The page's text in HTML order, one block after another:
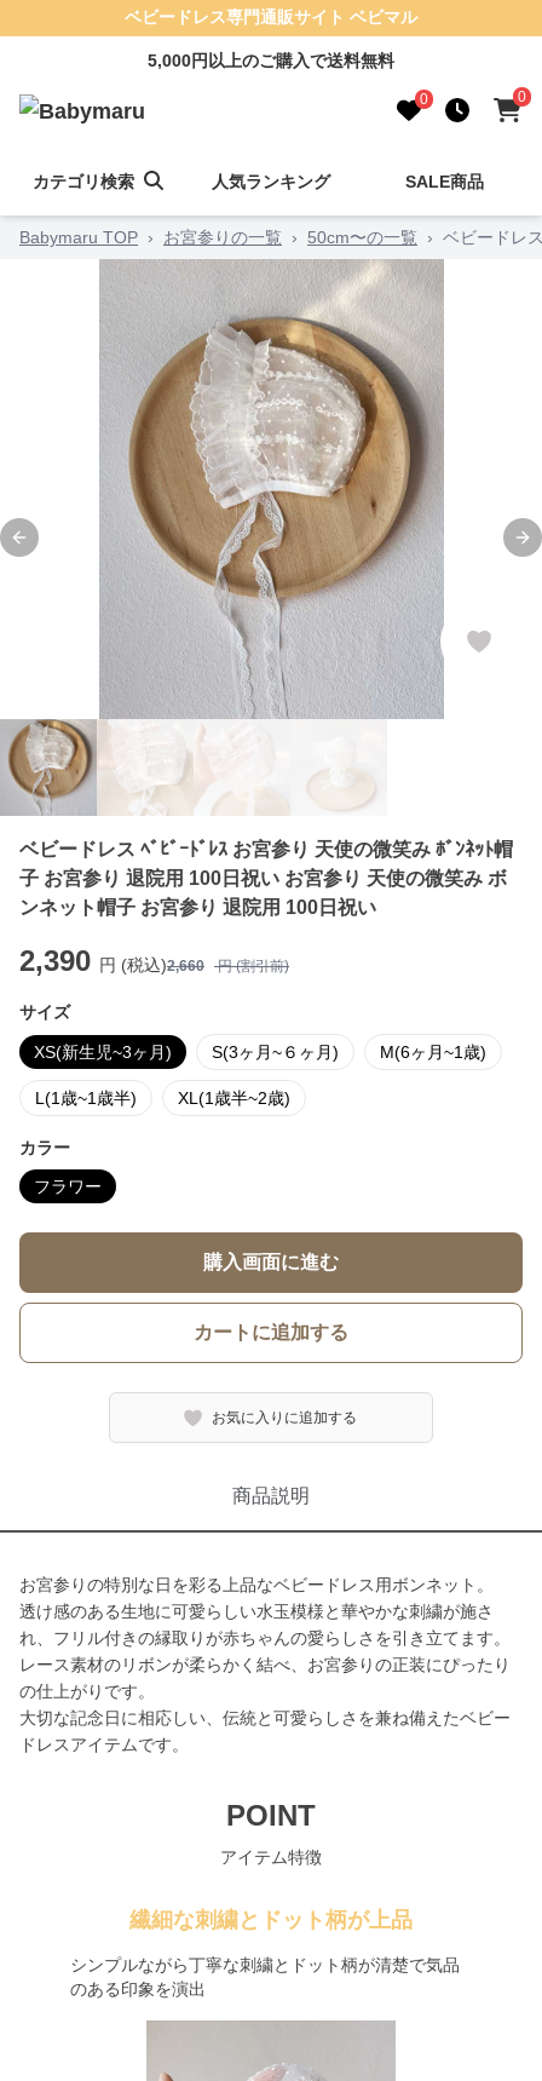
ベビードレス専門通販サイト ベビマル
5,000円以上のご購入で送料無料
0 0
カテゴリ検索 人気ランキング SALE商品
Babymaru TOP › お宮参りの一覧 › 50cm〜の一覧 › ベビードレ
Previous slide
ベビードレス ﾍﾞﾋﾞｰﾄﾞﾚｽ お宮参り 天使の微笑み ﾎﾞﾝﾈｯﾄ帽
子 お宮参り 退院用 100日祝い お宮参り 天使の微笑み ボ
ンネット帽子 お宮参り 退院用 100日祝い
2,390 円 (税込)2,660 円 (割引前)
サイズ
XS(新生児~3ヶ月) S(3ヶ月~６ヶ月) M(6ヶ月~1歳)
L(1歳~1歳半) XL(1歳半~2歳)
カラー
フラワー
購入画面に進む
カートに追加する
お気に入りに追加する
商品説明
お宮参りの特別な日を彩る上品なベビードレス用ボンネット。
透け感のある生地に可愛らしい水玉模様と華やかな刺繍が施さ
れ、フリル付きの縁取りが赤ちゃんの愛らしさを引き立てます。
レース素材のリボンが柔らかく結べ、お宮参りの正装にぴったり
の仕上がりです。
大切な記念日に相応しい、伝統と可愛らしさを兼ね備えたベビー
ドレスアイテムです。
POINT
アイテム特徴
繊細な刺繍とドット柄が上品
シンプルながら丁寧な刺繍とドット柄が清楚で気品
のある印象を演出